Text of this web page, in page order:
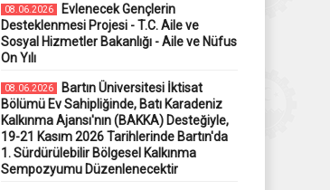
08.06.2026
Evlenecek Gençlerin
Desteklenmesi Projesi - T.C. Aile ve
Sosyal Hizmetler Bakanlığı - Aile ve Nüfus
On Yılı
08.06.2026
Bartın Üniversitesi İktisat
Bölümü Ev Sahipliğinde, Batı Karadeniz
Kalkınma Ajansı'nın (BAKKA) Desteğiyle,
19-21 Kasım 2026 Tarihlerinde Bartın'da
1. Sürdürülebilir Bölgesel Kalkınma
Sempozyumu Düzenlenecektir